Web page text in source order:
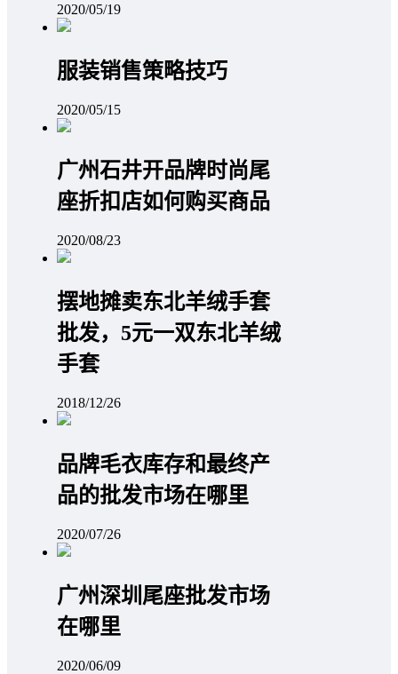
2020/05/19
服装销售策略技巧
2020/05/15
广州石井开品牌时尚尾
座折扣店如何购买商品
2020/08/23
摆地摊卖东北羊绒手套
批发，5元一双东北羊绒
手套
2018/12/26
品牌毛衣库存和最终产
品的批发市场在哪里
2020/07/26
广州深圳尾座批发市场
在哪里
2020/06/09